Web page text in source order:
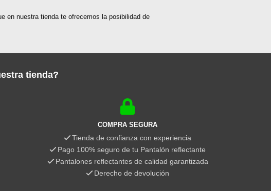
en nuestra tienda te ofrecemos la posibilidad de
tienda?
COMPRA SEGURA
Tienda de confianza con experiencia
Pago 100% seguro de tu Pantalón reflectante
Pantalones reflectantes de calidad garantizada
Derecho de devolución